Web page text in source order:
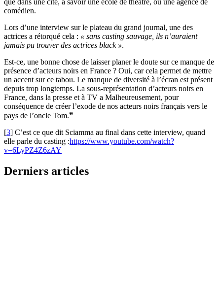
comédien.
Lors d’une interview sur le plateau du grand journal, une des
actrices a rétorqué cela : « sans casting sauvage, ils n’auraient
jamais pu trouver des actrices black ».
Est-ce, une bonne chose de laisser planer le doute sur ce manque de
présence d’acteurs noirs en France ? Oui, car cela permet de mettre
un accent sur ce tabou. Le manque de diversité à l’écran est présent
depuis trop longtemps. La sous-représentation d’acteurs noirs en
France, dans la presse et à TV a Malheureusement, pour
conséquence de créer l’exode de nos acteurs noirs français vers le
pays de l’oncle Tom.❞
[3] C’est ce que dit Sciamma au final dans cette interview, quand
elle parle du casting :https://www.youtube.com/watch?
v=6LyPZ4Z6zAY
Derniers articles